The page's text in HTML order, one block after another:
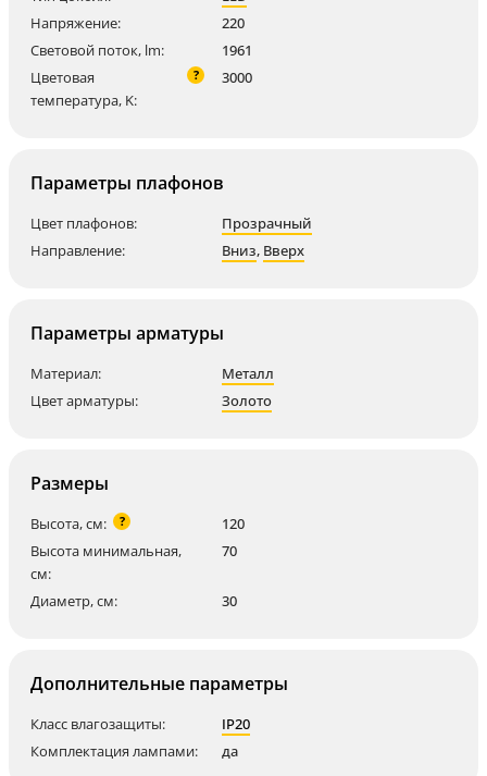
Напряжение:
220
Световой поток, lm:
1961
Цветовая
температура, K:
? 3000
Параметры плафонов
Цвет плафонов:
Прозрачный
Направление:
Вниз, Вверх
Параметры арматуры
Материал:
Металл
Цвет арматуры:
Золото
Размеры
Высота, см: ?
120
Высота минимальная,
см:
70
Диаметр, см: 30
Дополнительные параметры
Класс влагозащиты:
IP20
Комплектация лампами:
да